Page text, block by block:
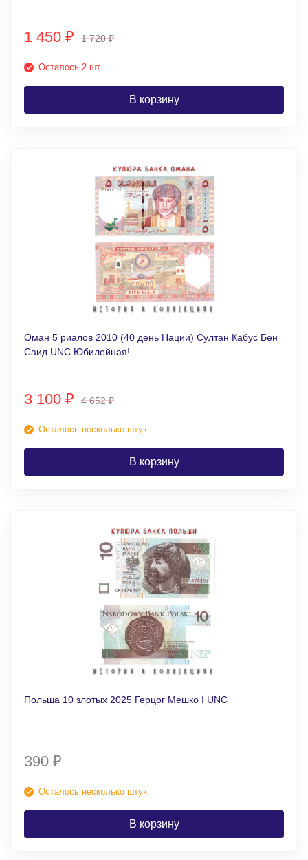
1 450 ₽ 1 720₽
Осталось 2 шт.
В корзину
Оман 5 риалов 2010 (40 день Нации) Султан Кабус Бен
Саид UNC Юбилейная!
3 100 ₽ 4 652₽
Осталось несколько штук
В корзину
Польша 10 злотых 2025 Герцог Мешко I UNC
390 ₽
Осталось несколько штук
В корзину